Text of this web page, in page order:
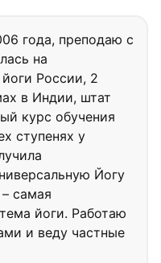
года, преподаю с
на
России, 2
в Индии, штат
курс обучения
ступенях у
Йогу
самая
йоги. Работаю
и веду частные